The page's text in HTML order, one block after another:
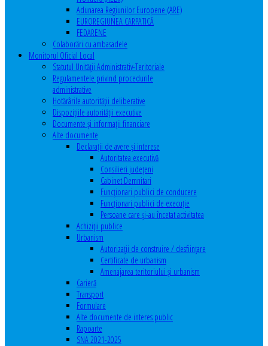
Adunarea Regiunilor Europene (ARE)
EUROREGIUNEA CARPATICĂ
FEDARENE
Colaborări cu ambasadele
Monitorul Oficial Local
Statutul Unităţii Administrativ-Teritoriale
Regulamentele privind procedurile
administrative
Hotărârile autorităţii deliberative
Dispoziţiile autorităţii executive
Documente şi informaţii financiare
Alte documente
Declaraţii de avere şi interese
Autoritatea executivă
Consilieri judeţeni
Cabinet Demnitari
Funcţionari publici de conducere
Funcționari publici de execuție
Persoane care şi-au încetat activitatea
Achiziţii publice
Urbanism
Autorizații de construire / desființare
Certificate de urbanism
Amenajarea teritoriului şi urbanism
Carieră
Transport
Formulare
Alte documente de interes public
Rapoarte
SNA 2021-2025